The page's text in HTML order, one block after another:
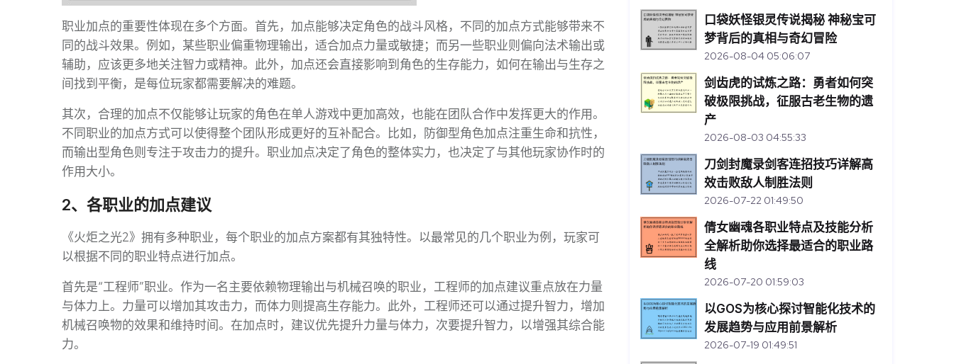
职业加点的重要性体现在多个方面。首先，加点能够决定角色的战斗风格，不同的加点方式能够带来不
同的战斗效果。例如，某些职业偏重物理输出，适合加点力量或敏捷；而另一些职业则偏向法术输出或
辅助，应该更多地关注智力或精神。此外，加点还会直接影响到角色的生存能力，如何在输出与生存之
间找到平衡，是每位玩家都需要解决的难题。
其次，合理的加点不仅能够让玩家的角色在单人游戏中更加高效，也能在团队合作中发挥更大的作用。
不同职业的加点方式可以使得整个团队形成更好的互补配合。比如，防御型角色加点注重生命和抗性，
而输出型角色则专注于攻击力的提升。职业加点决定了角色的整体实力，也决定了与其他玩家协作时的
作用大小。
2、各职业的加点建议
《火炬之光2》拥有多种职业，每个职业的加点方案都有其独特性。以最常见的几个职业为例，玩家可
以根据不同的职业特点进行加点。
首先是“工程师”职业。作为一名主要依赖物理输出与机械召唤的职业，工程师的加点建议重点放在力量
与体力上。力量可以增加其攻击力，而体力则提高生存能力。此外，工程师还可以通过提升智力，增加
机械召唤物的效果和维持时间。在加点时，建议优先提升力量与体力，次要提升智力，以增强其综合能
力。
口袋妖怪银灵传说揭秘 神秘宝可
梦背后的真相与奇幻冒险
2026-08-04 05:06:07
剑齿虎的试炼之路：勇者如何突
破极限挑战，征服古老生物的遗
产
2026-08-03 04:55:33
刀剑封魔录剑客连招技巧详解高
效击败敌人制胜法则
2026-07-22 01:49:50
倩女幽魂各职业特点及技能分析
全解析助你选择最适合的职业路
线
2026-07-20 01:59:03
以GOS为核心探讨智能化技术的
发展趋势与应用前景解析
2026-07-19 01:49:51